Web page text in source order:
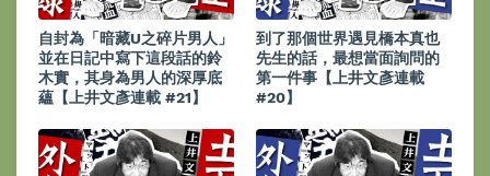
自封為「暗藏U之碎片男人」
並在日記中寫下這段話的鈴
木實，其身為男人的深厚底
蘊【上井文彥連載 #21】
到了那個世界遇見橋本真也
先生的話，最想當面詢問的
第一件事【上井文彥連載
#20】